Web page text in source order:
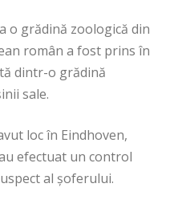
o grădină zoologică din
român a fost prins în
dintr-o grădină
sale.
loc în Eindhoven,
efectuat un control
al șoferului.